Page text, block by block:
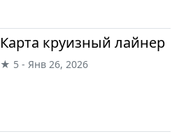
Карта круизный лайнер
★ 5 - Янв 26, 2026